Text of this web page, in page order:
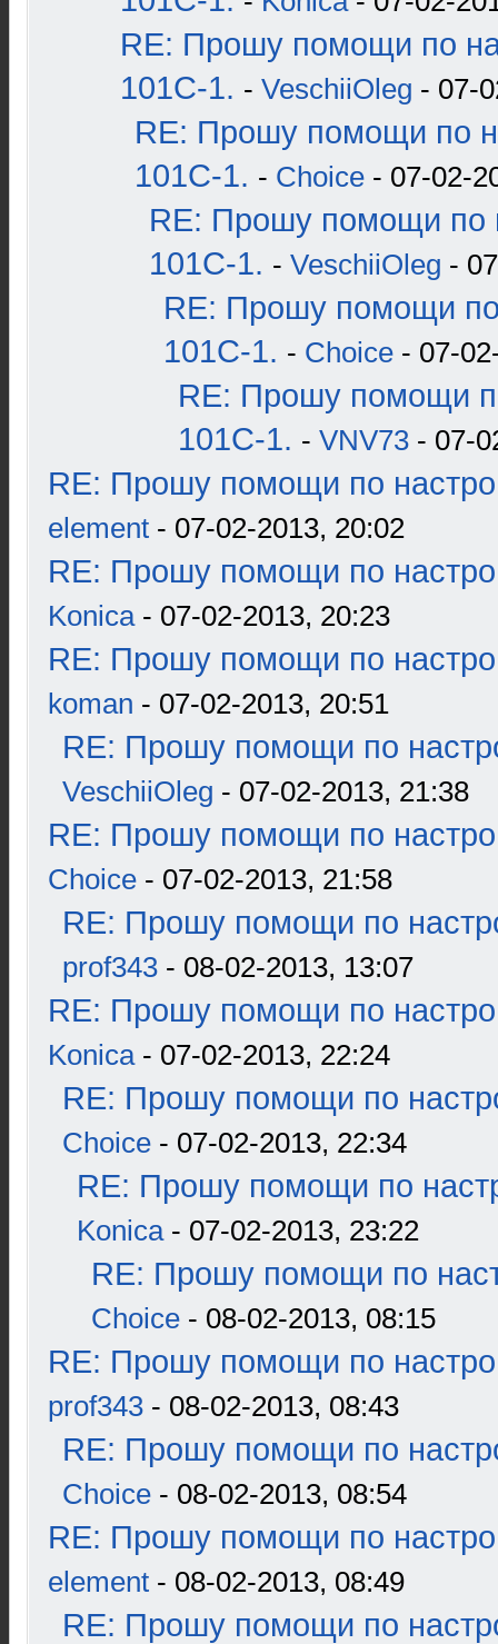
RE: Прошу помощи по
101С-1. - VeschiiOleg - 07-
RE: Прошу помощи по
101С-1. - Choice - 07-02-
RE: Прошу помощи по
101С-1. - VeschiiOleg -
RE: Прошу помощи
101С-1. - Choice - 07-
RE: Прошу помощи
101С-1. - VNV73 - 07-
RE: Прошу помощи по
element - 07-02-2013, 20:02
RE: Прошу помощи по
Konica- 07-02-2013, 20:23
RE: Прошу помощи по
koman - 07-02-2013, 20:51
RE: Прошу помощи по
VeschiiOleg - 07-02-2013, 21:38
RE: Прошу помощи по
Choice - 07-02-2013, 21:58
RE: Прошу помощи по
prof343 - 08-02-2013, 13:07
RE: Прошу помощи по
Konica- 07-02-2013, 22:24
RE: Прошу помощи по
Choice - 07-02-2013, 22:34
RE: Прошу помощи по
Konica- 07-02-2013, 23:22
RE: Прошу помощи по
Choice - 08-02-2013, 08:15
RE: Прошу помощи по
prof343 - 08-02-2013, 08:43
RE: Прошу помощи по
Choice - 08-02-2013, 08:54
RE: Прошу помощи по
element - 08-02-2013, 08:49
RE: Прошу помощи по